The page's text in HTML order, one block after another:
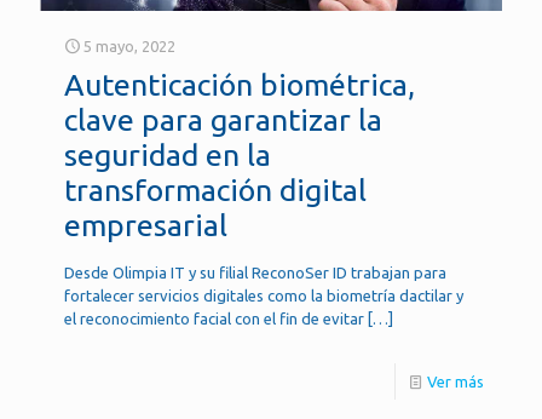
5 mayo, 2022
Autenticación biométrica,
clave para garantizar la
seguridad en la
transformación digital
empresarial
Desde Olimpia IT y su filial ReconoSer ID trabajan para
fortalecer servicios digitales como la biometría dactilar y
el reconocimiento facial con el fin de evitar […]
Ver más